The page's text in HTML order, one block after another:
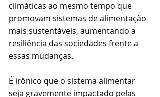
climáticas ao mesmo tempo que
promovam sistemas de alimentação
mais sustentáveis, aumentando a
resiliência das sociedades frente a
essas mudanças.
É irônico que o sistema alimentar
seja gravemente impactado pelas